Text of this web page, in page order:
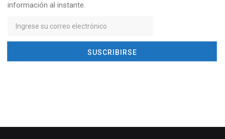
información al instante.